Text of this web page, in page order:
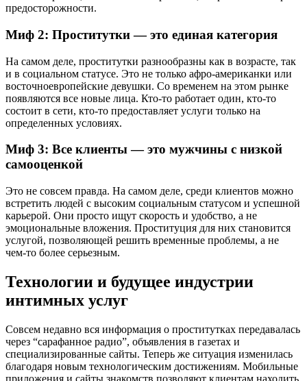
предосторожности.
Миф 2: Проститутки — это единая категория
На самом деле, проститутки разнообразны как в возрасте, так
и в социальном статусе. Это не только афро-американки или
восточноевропейские девушки. Со временем на этом рынке
появляются все новые лица. Кто-то работает один, кто-то
состоит в сети, кто-то предоставляет услуги только на
определенных условиях.
Миф 3: Все клиенты — это мужчины с низкой
самооценкой
Это не совсем правда. На самом деле, среди клиентов можно
встретить людей с высоким социальным статусом и успешной
карьерой. Они просто ищут скорость и удобство, а не
эмоциональные вложения. Проституция для них становится
услугой, позволяющей решить временные проблемы, а не
чем-то более серьезным.
Технологии и будущее индустрии
интимных услуг
Совсем недавно вся информация о проститутках передавалась
через “сарафанное радио”, объявления в газетах и
специализированные сайты. Теперь же ситуация изменилась
благодаря новым технологическим достижениям. Мобильные
приложения и сайты знакомств позволяют клиентам находить